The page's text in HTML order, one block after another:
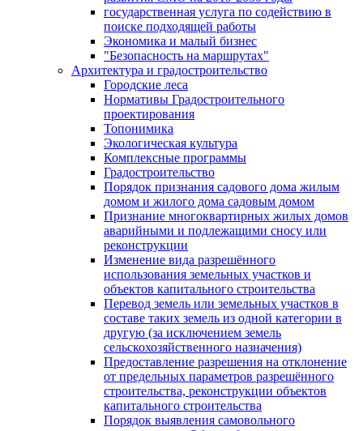
государственная услуга по содействию в
поиске подходящей работы
Экономика и малый бизнес
"Безопасность на маршрутах"
Архитектура и градостроительство
Городские леса
Нормативы Градостроительного
проектирования
Топонимика
Экологическая культура
Комплексные программы
Градостроительство
Порядок признания садового дома жилым
домом и жилого дома садовым домом
Признание многоквартирных жилых домов
аварийными и подлежащими сносу или
реконструкции
Изменение вида разрешённого
использования земельных участков и
объектов капитального строительства
Перевод земель или земельных участков в
составе таких земель из одной категории в
другую (за исключением земель
сельскохозяйственного назначения)
Предоставление разрешения на отклонение
от предельных параметров разрешённого
строительства, реконструкции объектов
капитального строительства
Порядок выявления самовольного